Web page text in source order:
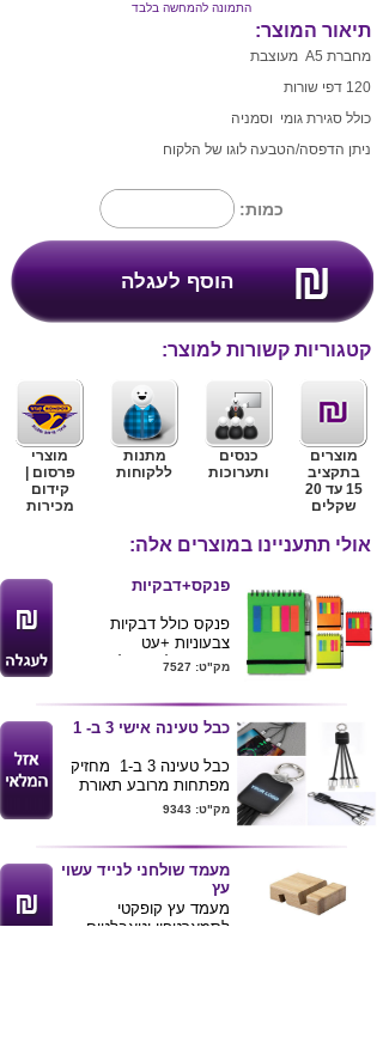
התמונה להמחשה בלבד
תיאור המוצר:
מחברת A5 מעוצבת
120 דפי שורות
כולל סגירת גומי וסמניה
ניתן הדפסה/הטבעה לוגו של הלקוח
כמות:
קטגוריות קשורות למוצר:
מוצרים
בתקציב
15 עד 20
שקלים
כנסים
ותערוכות
מתנות
ללקוחות
מוצרי
פרסום |
קידום
מכירות
אולי תתעניינו במוצרים אלה:
פנקס+דבקיות
פנקס כולל דבקיות
צבעוניות +עט
כריכה פוליפרופילן שקוף
פנקס כולל 60 דפי שורה
גודל ס"מ A6 .... 14*9
מק"ט: 7527
כבל טעינה אישי 3 ב- 1
כבל טעינה 3 ב-1 מחזיק
מפתחות מרובע תאורת
LED - מתאים
אנדרואיד ו TYPE-C
הגימיק המוצר הוא כאשר
חורטים בלייזר את לוגו
הלקוח הלוגו יוצא מואר .
מידות המוצר : 2.3X1.7
מק"ט: 9343
מעמד שולחני לנייד עשוי
עץ
מעמד עץ קופקטי
לסמארטפון וטאבלטים .